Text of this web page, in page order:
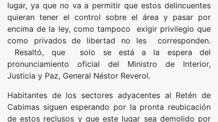
lugar, ya que no va a permitir que estos delincuentes
quieran tener el control sobre el área y pasar por
encima de la ley, como tampoco exigir privilegio que
como privados de libertad no les corresponden.
Resaltó, que solo se está a la espera del
pronunciamiento oficial del Ministro de Interior,
Justicia y Paz, General Néstor Reverol.
Habitantes de los sectores adyacentes al Retén de
Cabimas siguen esperando por la pronta reubicación
de estos reclusos y que este lugar sea demolido por